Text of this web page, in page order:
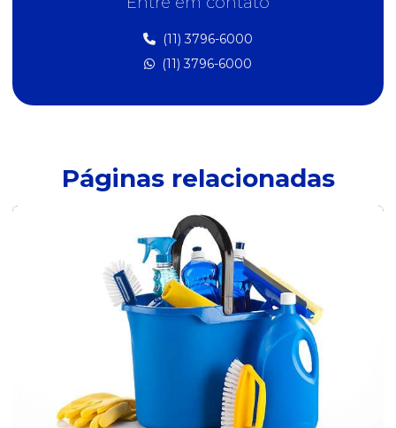
Distribuidor de biscoitos
Distribuidor de chá envelopado
Distribuidor de copo descartável
Distribuidor de descartáveis
Distribuidor de doces
Distribuidor elite melhoramentos
Distribuidor de embalagens
Distribuidor de enlatados
(11) 3796-6000
(11) 3796-6000
Páginas relacionadas